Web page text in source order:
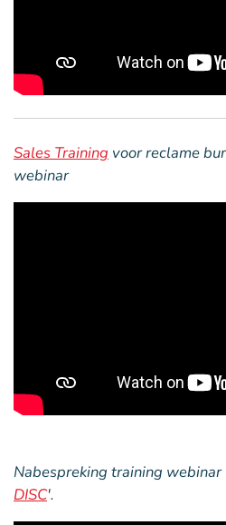
Sales Training voor reclame
webinar
Nabespreking training webinar
DISC'.